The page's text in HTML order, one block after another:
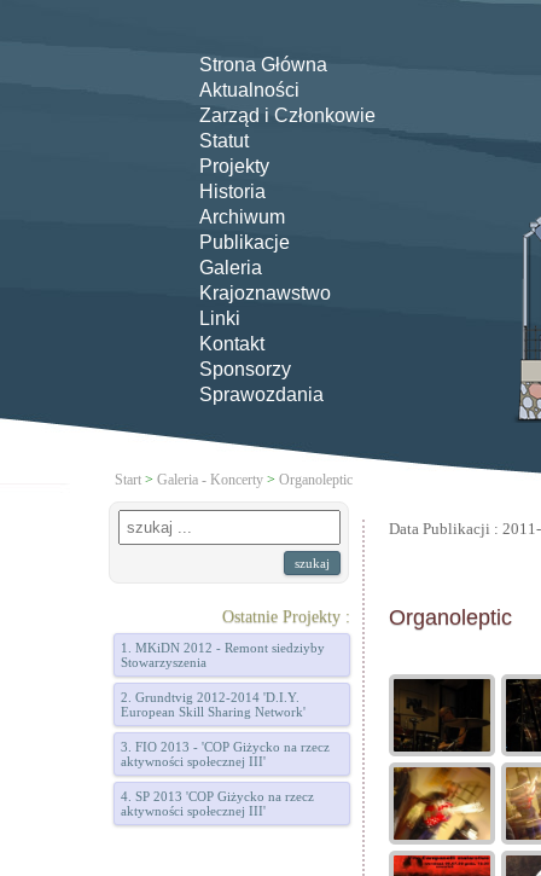
Strona Główna
Aktualności
Zarząd i Członkowie
Statut
Projekty
Historia
Archiwum
Publikacje
Galeria
Krajoznawstwo
Linki
Kontakt
Sponsorzy
Sprawozdania
Start > Galeria - Koncerty > Organoleptic
Ostatnie Projekty :
1. MKiDN 2012 - Remont siedziyby
Stowarzyszenia
2. Grundtvig 2012-2014 'D.I.Y.
European Skill Sharing Network'
3. FIO 2013 - 'COP Giżycko na rzecz
aktywności społecznej III'
4. SP 2013 'COP Giżycko na rzecz
aktywności społecznej III'
Data Publikacji :
Organoleptic